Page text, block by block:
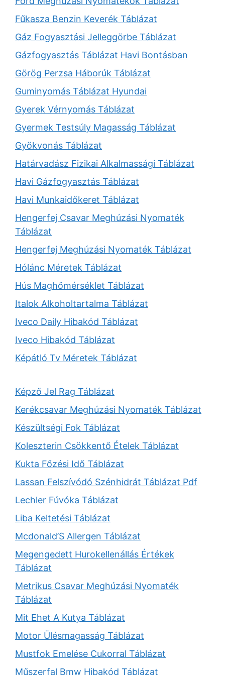
Fűkasza Benzin Keverék Táblázat
Gáz Fogyasztási Jelleggörbe Táblázat
Gázfogyasztás Táblázat Havi Bontásban
Görög Perzsa Háborúk Táblázat
Guminyomás Táblázat Hyundai
Gyerek Vérnyomás Táblázat
Gyermek Testsúly Magasság Táblázat
Gyökvonás Táblázat
Határvadász Fizikai Alkalmassági Táblázat
Havi Gázfogyasztás Táblázat
Havi Munkaidőkeret Táblázat
Hengerfej Csavar Meghúzási Nyomaték
Táblázat
Hengerfej Meghúzási Nyomaték Táblázat
Hólánc Méretek Táblázat
Hús Maghőmérséklet Táblázat
Italok Alkoholtartalma Táblázat
Iveco Daily Hibakód Táblázat
Iveco Hibakód Táblázat
Képátló Tv Méretek Táblázat
Képző Jel Rag Táblázat
Kerékcsavar Meghúzási Nyomaték Táblázat
Készültségi Fok Táblázat
Koleszterin Csökkentő Ételek Táblázat
Kukta Főzési Idő Táblázat
Lassan Felszívódó Szénhidrát Táblázat Pdf
Lechler Fúvóka Táblázat
Liba Keltetési Táblázat
Mcdonald’S Allergen Táblázat
Megengedett Hurokellenállás Értékek
Táblázat
Metrikus Csavar Meghúzási Nyomaték
Táblázat
Mit Ehet A Kutya Táblázat
Motor Ülésmagasság Táblázat
Mustfok Emelése Cukorral Táblázat
Műszerfal Bmw Hibakód Táblázat